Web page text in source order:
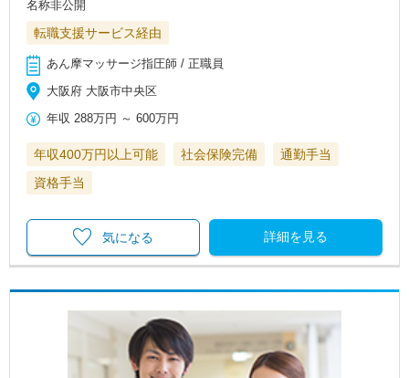
名称非公開
転職支援サービス経由
あん摩マッサージ指圧師 / 正職員
大阪府 大阪市中央区
年収 288万円 ～600万円
年収400万円以上可能 社会保険完備
通勤手当
資格手当
詳細を見る
気になる